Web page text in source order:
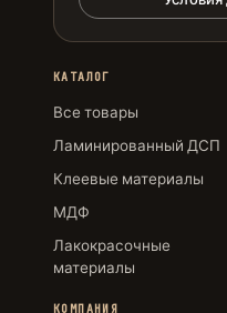
КАТАЛОГ
Все товары
Ламинированный ДСП
Клеевые материалы
МДФ
Лакокрасочные
материалы
КОМПАНИЯ